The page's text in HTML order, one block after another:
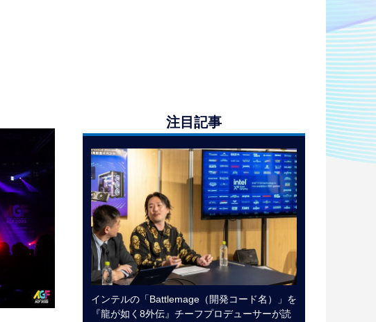
注目記事
インテルの「Battlemage（開発コード名）」を
『龍が如く8外伝』チーフプロデューサーが読